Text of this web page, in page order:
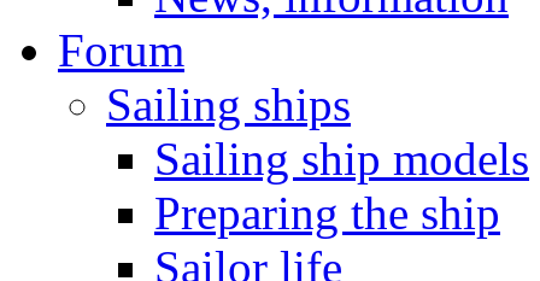
Forum
Sailing ships
Sailing ship models
Preparing the ship
Sailor life